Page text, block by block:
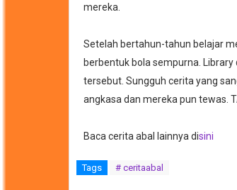
mereka.
Setelah bertahun-tahun belajar
berbentuk bola sempurna.
tersebut. Sungguh cerita yang
angkasa dan mereka pun tewas.
Baca cerita abal lainnya disini
Tags # ceritaabal